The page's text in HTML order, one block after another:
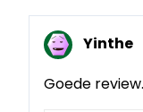
Yinthe
Goede